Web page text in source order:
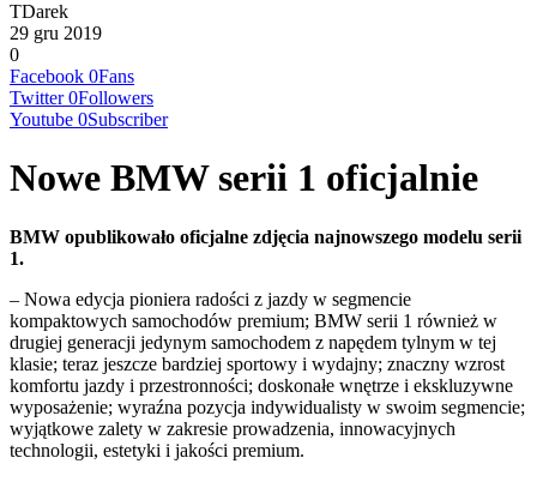
TDarek
29 gru 2019
0
Facebook 0Fans
Twitter 0Followers
Youtube 0Subscriber
Nowe BMW serii 1 oficjalnie
BMW opublikowało oficjalne zdjęcia najnowszego modelu serii
1.
– Nowa edycja pioniera radości z jazdy w segmencie
kompaktowych samochodów premium; BMW serii 1 również w
drugiej generacji jedynym samochodem z napędem tylnym w tej
klasie; teraz jeszcze bardziej sportowy i wydajny; znaczny wzrost
komfortu jazdy i przestronności; doskonałe wnętrze i ekskluzywne
wyposażenie; wyraźna pozycja indywidualisty w swoim segmencie;
wyjątkowe zalety w zakresie prowadzenia, innowacyjnych
technologii, estetyki i jakości premium.